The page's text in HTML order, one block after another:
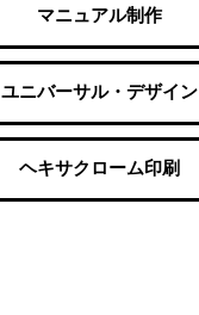
マニュアル制作
ユニバーサル・デザイン
ヘキサクローム印刷